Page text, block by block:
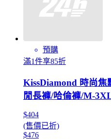
預購
滿1件享85折
KissDiamond 時尚
閒長褲/哈倫褲/M-
$404
(售價已折)
$476